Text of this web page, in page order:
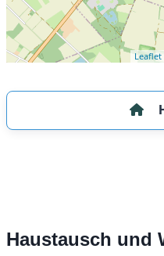
Leaflet
Haustausch und